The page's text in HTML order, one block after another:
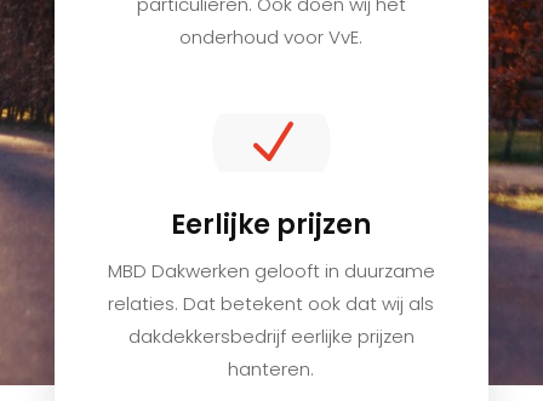
onderhoud voor VvE.
N
Eerlijke prijzen
MBD Dakwerken gelooft in duurzame
relaties. Dat betekent ook dat wij als
dakdekkersbedrijf eerlijke prijzen
hanteren.